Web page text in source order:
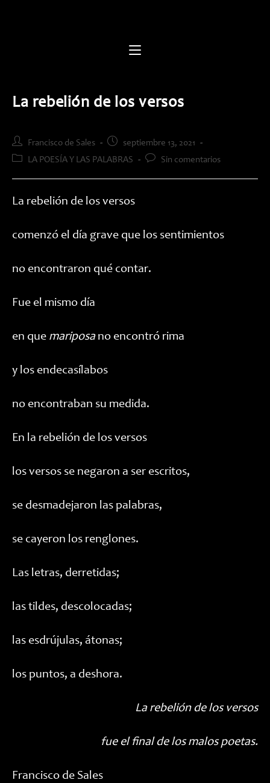
La rebelión de los versos
Autor
de
entrada:
Francisco de Sales
Publicación
entrada:
septiembre 13, 2021
Categoría
entrada:
LA POESÍA Y LAS PALABRAS
Comentarios
Sin comentarios
La rebelión de los versos
comenzó el día grave que los sentimientos
no encontraron qué contar.
Fue el mismo día
en que mariposano encontró rima
y los endecasílabos
no encontraban su medida.
En la rebelión de los versos
los versos se negaron a ser escritos,
se desmadejaron las palabras,
se cayeron los renglones.
Las letras, derretidas;
las tildes, descolocadas;
las esdrújulas, átonas;
los puntos, a deshora.
La rebelión de los versos
fue el final de los malos poetas.
Francisco de Sales